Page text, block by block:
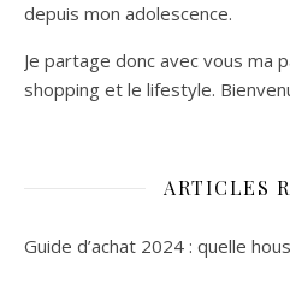
depuis mon adolescence.
Je partage donc avec vous ma
shopping et le lifestyle.
ARTICLES
Guide d’achat 2024 : quelle